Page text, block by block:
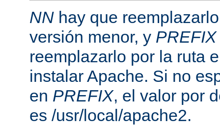
NN hay que
versión menor, y PREFIX
reemplazarlo por la ruta
instalar Apache. Si no
en PREFIX, el valor por
es /usr/local/apache2.